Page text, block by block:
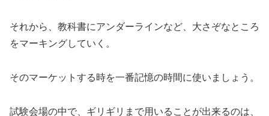
それから、教科書にアンダーラインなど、大さぞなところ
をマーキングしていく。
そのマーケットする時を一番記憶の時間に使いましょう。
試験会場の中で、ギリギリまで用いることが出来るのは、